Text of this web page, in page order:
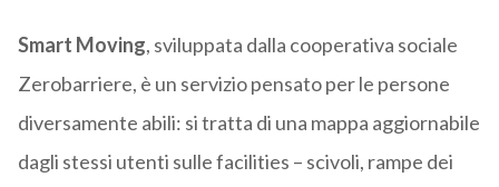
Smart Moving, sviluppata dalla cooperativa sociale
Zerobarriere, è un servizio pensato per le persone
diversamente abili: si tratta di una mappa aggiornabile
dagli stessi utenti sulle facilities – scivoli, rampe dei